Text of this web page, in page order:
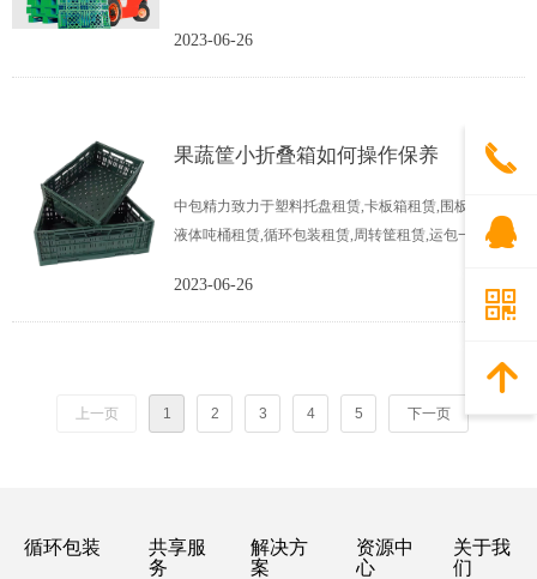
2023-06-26
果蔬筐小折叠箱如何操作保养
中包精力致力于塑料托盘租赁,卡板箱租赁,围板箱租赁,
液体吨桶租赁,循环包装租赁,周转筐租赁,运包一体化。
2023-06-26
上一页 1 2 3 4 5 下一页
循环包装
共享服
务
解决方
案
资源中
心
关于我
们
끅
뀩
낃
녕